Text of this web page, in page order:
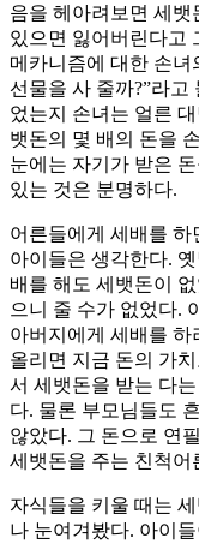
음을 헤아려보면 세
있으면 잃어버린다고
메카니즘에 대한 손녀
선물을 사 줄까?”라고
었는지 손녀는 얼른
뱃돈의 몇 배의 돈을
눈에는 자기가 받은
있는 것은 분명하다.
어른들에게 세배를
아이들은 생각한다.
배를 해도 세뱃돈이
으니 줄 수가 없었다.
아버지에게 세배를
올리면 지금 돈의 가
서 세뱃돈을 받는 다
다. 물론 부모님들도
않았다. 그 돈으로 연
세뱃돈을 주는 친척어
자식들을 키울 때는
나 눈여겨봤다. 아이